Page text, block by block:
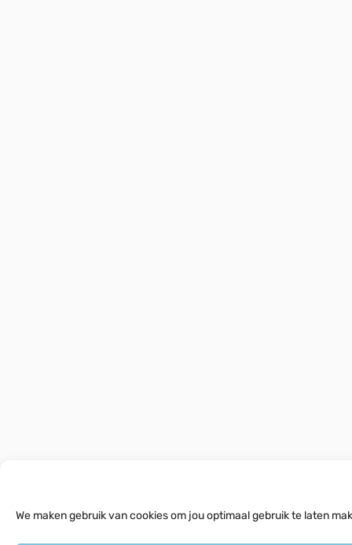
We maken gebruik van cookies om jou optimaal gebruik te laten